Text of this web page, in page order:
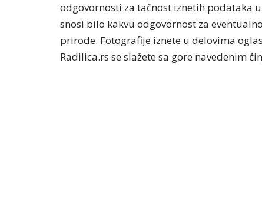
odgovornosti za tačnost iznetih podataka
snosi bilo kakvu odgovornost za
prirode. Fotografije iznete u delovima
Radilica.rs se slažete sa gore navedenim